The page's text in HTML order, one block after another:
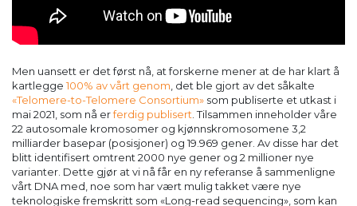
Men uansett er det først nå, at forskerne mener at de har klart å
kartlegge 100% av vårt genom , det ble gjort av det såkalte
«Telomere-to-Telomere Consortium» som publiserte et utkast i
mai 2021, som nå erferdig publisert . Tilsammen inneholder våre
22 autosomale kromosomer og kjønnskromosomene 3,2
milliarder basepar (posisjoner) og 19.969 gener. Av disse har det
blitt identifisert omtrent 2000 nye gener og 2 millioner nye
varianter. Dette gjør at vi nå får en ny referanse å sammenligne
vårt DNA med, noe som har vært mulig takket være nye
teknologiske fremskritt som «Long-read sequencing», som kan